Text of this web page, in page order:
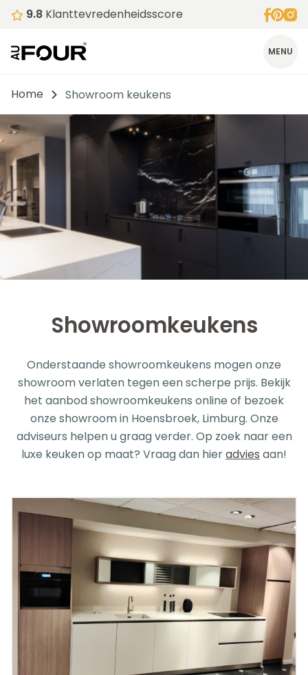
9.8 Klanttevredenheidsscore
MENU
Home Showroom keukens
Showroomkeukens
Onderstaande showroomkeukens mogen onze
showroom verlaten tegen een scherpe prijs. Bekijk
het aanbod showroomkeukens online of bezoek
onze showroom in Hoensbroek, Limburg. Onze
adviseurs helpen u graag verder. Op zoek naar een
luxe keuken op maat? Vraag dan hieradvies aan!